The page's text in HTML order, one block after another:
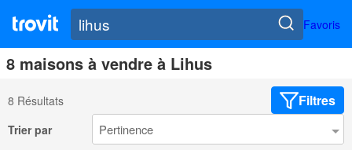
Favoris
8 maisons à vendre à Lihus
8 Résultats Filtres
Trier par